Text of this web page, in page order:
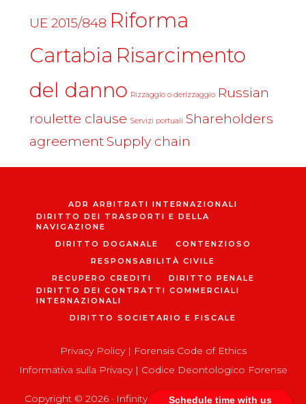
Schedule time with us
UE 2015/848 Riforma
Cartabia Risarcimento
del danno Rizzaggio o derizzaggio Russian
roulette clause Servizi portuali Shareholders
agreementSupply chain
ADR ARBITRATI INTERNAZIONALI
DIRITTO DEI TRASPORTI E DELLA
NAVIGAZIONE
DIRITTO DOGANALE
CONTENZIOSO
RESPONSABILITÀ CIVILE
RECUPERO CREDITI
DIRITTO PENALE
DIRITTO DEI CONTRATTI COMMERCIALI
INTERNAZIONALI
DIRITTO SOCIETARIO E FISCALE
Privacy Policy| Forensis Code of Ethics
Informativa sulla Privacy| Codice Deontologico Forense
Copyright © 2026 · Infinity Pro onGenesis Framework